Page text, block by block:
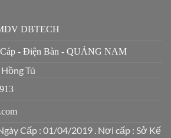
DBTECH
- Điện Bàn - QUẢNG NAM
Tú
Cấp : 01/04/2019 . Nơi cấp : Sở Kế